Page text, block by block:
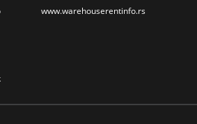
www.warehouserentinfo.rs